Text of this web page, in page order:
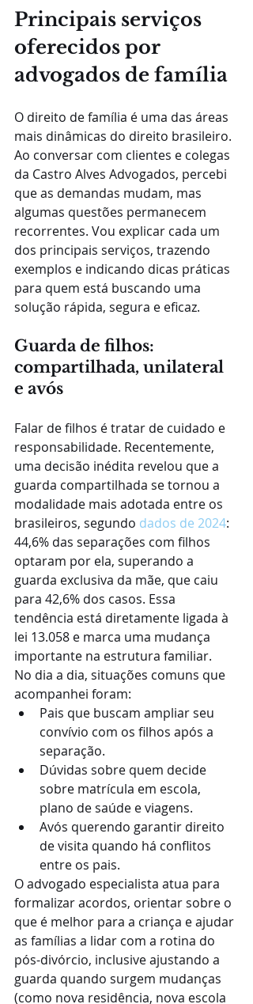
Principais serviços
oferecidos por
advogados de família
O direito de família é uma das áreas
mais dinâmicas do direito brasileiro.
Ao conversar com clientes e colegas
da Castro Alves Advogados, percebi
que as demandas mudam, mas
algumas questões permanecem
recorrentes. Vou explicar cada um
dos principais serviços, trazendo
exemplos e indicando dicas práticas
para quem está buscando uma
solução rápida, segura e eficaz.
Guarda de filhos:
compartilhada, unilateral
e avós
Falar de filhos é tratar de cuidado e
responsabilidade. Recentemente,
uma decisão inédita revelou que a
guarda compartilhada se tornou a
modalidade mais adotada entre os
brasileiros, segundo dados de 2024:
44,6% das separações com filhos
optaram por ela, superando a
guarda exclusiva da mãe, que caiu
para 42,6% dos casos. Essa
tendência está diretamente ligada à
lei 13.058 e marca uma mudança
importante na estrutura familiar.
No dia a dia, situações comuns que
acompanhei foram:
Pais que buscam ampliar seu
convívio com os filhos após a
separação.
Dúvidas sobre quem decide
sobre matrícula em escola,
plano de saúde e viagens.
Avós querendo garantir direito
de visita quando há conflitos
entre os pais.
O advogado especialista atua para
formalizar acordos, orientar sobre o
que é melhor para a criança e ajudar
as famílias a lidar com a rotina do
pós-divórcio, inclusive ajustando a
guarda quando surgem mudanças
(como nova residência, nova escola